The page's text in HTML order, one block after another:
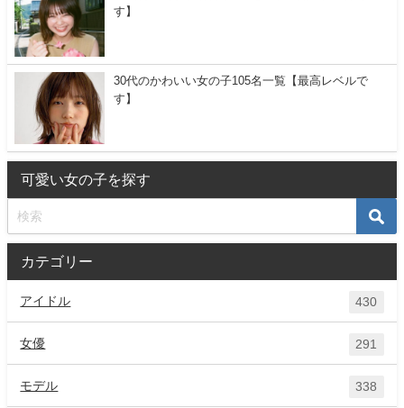
す】
30代のかわいい女の子105名一覧【最高レベルで
す】
可愛い女の子を探す
カテゴリー
アイドル 430
女優 291
モデル 338